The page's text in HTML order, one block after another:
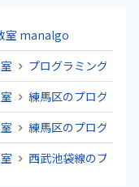
室 manalgo
プログラミング教室
練馬区のプログラミ
練馬区のプログラミ
西武池袋線のプログ